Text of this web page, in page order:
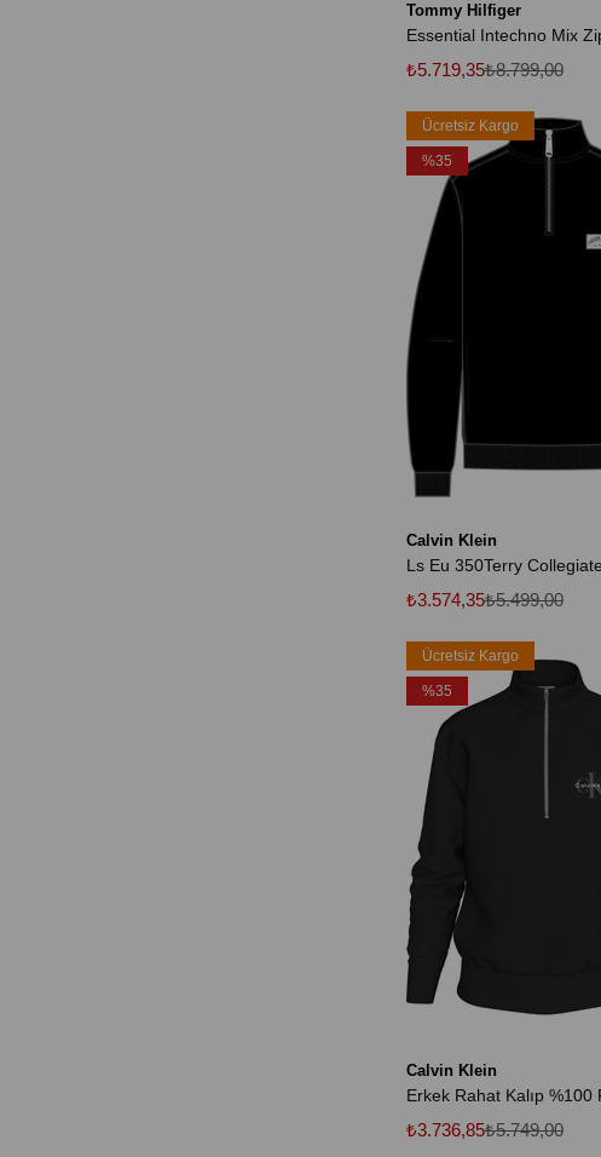
Tommy Hilfiger
₺5.719,35₺8.799,00
Calvin Klein
₺3.574,35₺5.499,00
Ücretsiz Kargo
%35
Calvin Klein
₺3.736,85₺5.749,00
Ücretsiz Kargo
%35